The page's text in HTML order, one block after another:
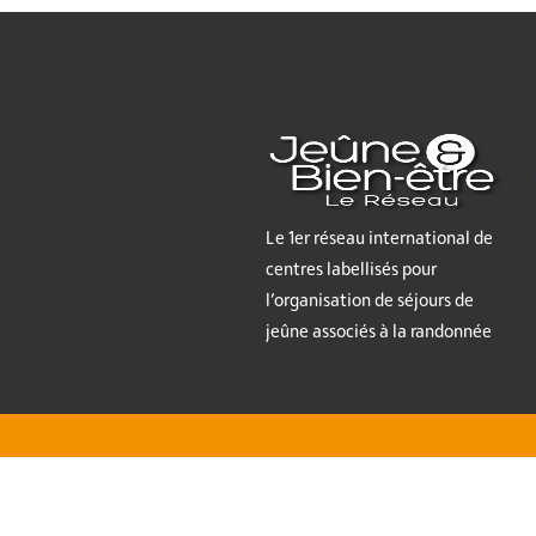
Le 1er réseau international de
centres labellisés pour
l’organisation de séjours de
jeûne associés à la randonnée